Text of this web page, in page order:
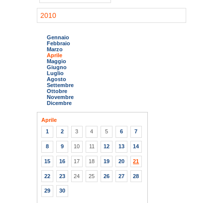
2010
Gennaio
Febbraio
Marzo
Aprile
Maggio
Giugno
Luglio
Agosto
Settembre
Ottobre
Novembre
Dicembre
Aprile
1
2 3 4 5 6 7
8 9 10 11 12 13 14
15 16 17 18 19 20 21
22 23 24 25 26 27 28
29 30